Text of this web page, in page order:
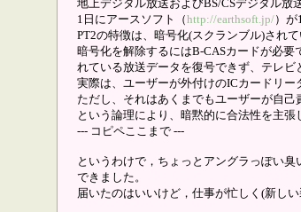
地上デジタル放送およびBS/CSデジタル放
1日にアースソフト（http://earthsoft.jp/）が
PT2の特徴は、暗号化(スクランブル)され
暗号化を解除するにはB-CASカードが必要
れている放送データを復号できず、テレビ
実際は、ユーザーが外付けのICカードリー
ただし、それはあくまでもユーザーが自
という論理により、暗黙的に合法性を主張
--- コピペここまで ---
というわけで，ちょっとアングラっぽい
できました。
届いたのはいいけど，仕事が忙しく(新し